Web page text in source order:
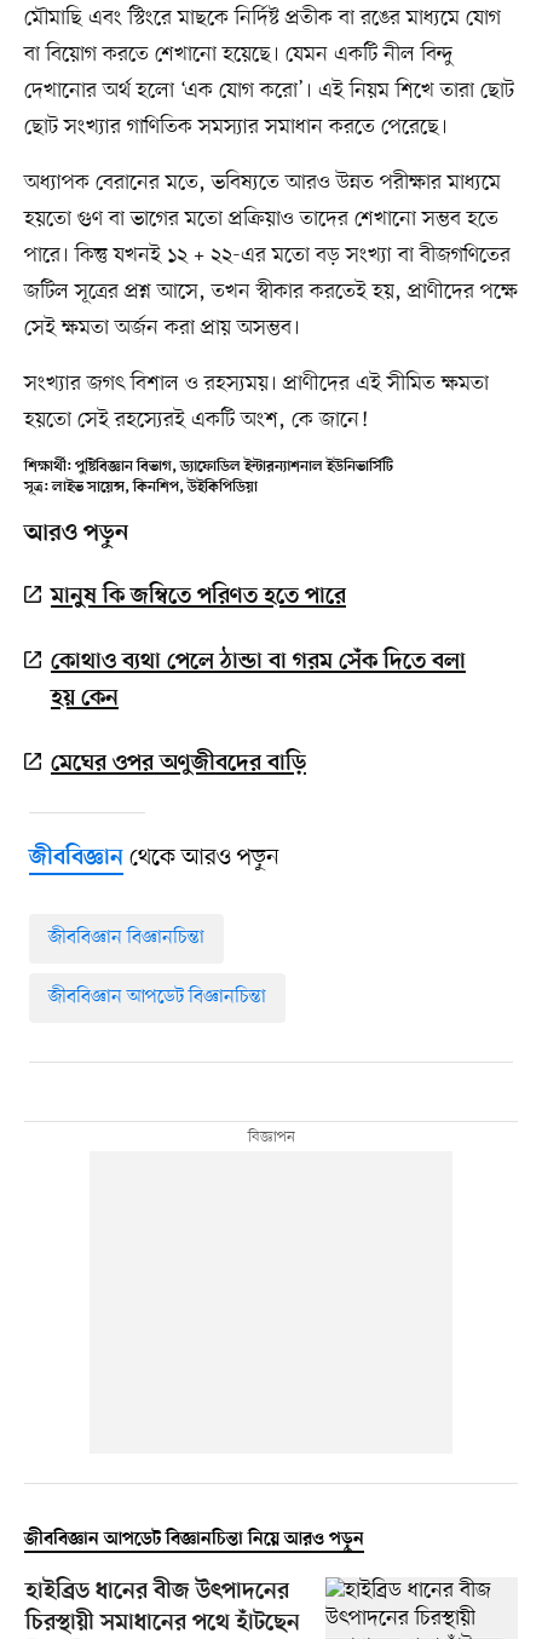
মৌমাছি এবং স্টিংরে মাছকে নির্দিষ্ট প্রতীক বা রঙের মাধ্যমে যোগ
বা বিয়োগ করতে শেখানো হয়েছে। যেমন একটি নীল বিন্দু
দেখানোর অর্থ হলো ‘এক যোগ করো’। এই নিয়ম শিখে তারা ছোট
ছোট সংখ্যার গাণিতিক সমস্যার সমাধান করতে পেরেছে।
অধ্যাপক বেরানের মতে, ভবিষ্যতে আরও উন্নত পরীক্ষার মাধ্যমে
হয়তো গুণ বা ভাগের মতো প্রক্রিয়াও তাদের শেখানো সম্ভব হতে
পারে। কিন্তু যখনই ১২ + ২২-এর মতো বড় সংখ্যা বা বীজগণিতের
জটিল সূত্রের প্রশ্ন আসে, তখন স্বীকার করতেই হয়, প্রাণীদের পক্ষে
সেই ক্ষমতা অর্জন করা প্রায় অসম্ভব।
সংখ্যার জগৎ বিশাল ও রহস্যময়। প্রাণীদের এই সীমিত ক্ষমতা
হয়তো সেই রহস্যেরই একটি অংশ, কে জানে!
শিক্ষার্থী: পুষ্টিবিজ্ঞান বিভাগ, ড্যাফোডিল ইন্টারন্যাশনাল ইউনিভার্সিটি
সূত্র: লাইভ সায়েন্স, কিনশিপ, উইকিপিডিয়া
আরও পড়ুন
মানুষ কি জম্বিতে পরিণত হতে পারে
কোথাও ব্যথা পেলে ঠান্ডা বা গরম সেঁক দিতে বলা
হয় কেন
মেঘের ওপর অণুজীবদের বাড়ি
জীববিজ্ঞানথেকে আরও পড়ুন
জীববিজ্ঞান বিজ্ঞানচিন্তা
জীববিজ্ঞান আপডেট বিজ্ঞানচিন্তা
জীববিজ্ঞান আপডেট বিজ্ঞানচিন্তা নিয়ে আরও পড়ুন
হাইব্রিড ধানের বীজ উৎপাদনের
চিরস্থায়ী সমাধানের পথে হাঁটছেন